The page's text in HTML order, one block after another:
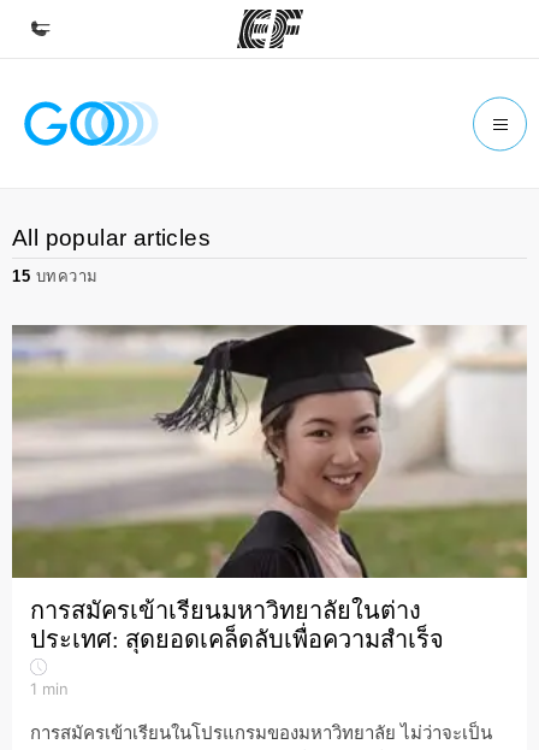
หน้าหลัก
ดูโปรแกรมทั้งหมด
สำนักงาน
ค้นหาสำนักงานที่ใกล้กับคุณ
เกี่ยวกับเรา
ประวัติองค์กร
อาชีพ
All popular articles
15 บทความ
การสมัครเข้าเรียนมหาวิทยาลัยในต่าง
ประเทศ: สุดยอดเคล็ดลับเพื่อความสำเร็จ
1 min
การสมัครเข้าเรียนในโปรแกรมของมหาวิทยาลัย ไม่ว่าจะเป็น